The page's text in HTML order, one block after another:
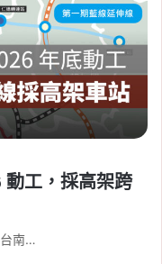
工，採高架跨
南…